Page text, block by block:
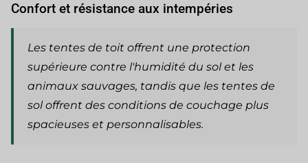
Confort et résistance aux intempéries
Les tentes de toit offrent une protection
supérieure contre l'humidité du sol et les
animaux sauvages, tandis que les tentes de
sol offrent des conditions de couchage plus
spacieuses et personnalisables.